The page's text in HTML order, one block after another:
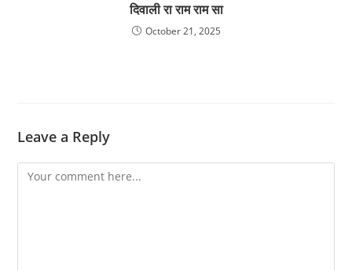
दिवाली रा राम राम सा
October 21, 2025
Leave a Reply